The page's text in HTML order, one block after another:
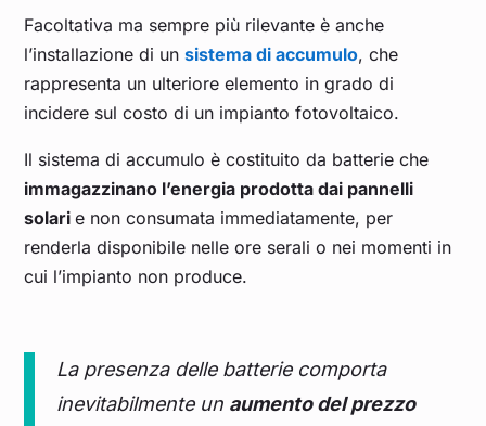
Facoltativa ma sempre più rilevante è anche
l’installazione di unsistema di accumulo, che
rappresenta un ulteriore elemento in grado di
incidere sul costo di un impianto fotovoltaico.
Il sistema di accumulo è costituito da batterie che
immagazzinano l’energia prodotta dai pannelli
solarie non consumata immediatamente, per
renderla disponibile nelle ore serali o nei momenti in
cui l’impianto non produce.
La presenza delle batterie comporta
inevitabilmente un aumento del prezzo